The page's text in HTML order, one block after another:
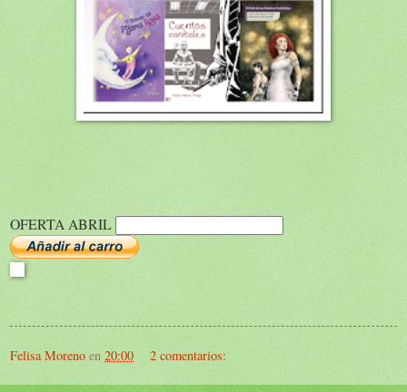
OFERTA ABRIL
Felisa Moreno en 20:00 2 comentarios: